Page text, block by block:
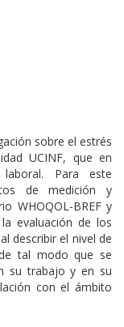
sobre el estrés
UCINF, que en
Para este
de medición y
WHOQOL-BREF y
evaluación de los
describir el nivel de
tal modo que se
su trabajo y en su
con el ámbito